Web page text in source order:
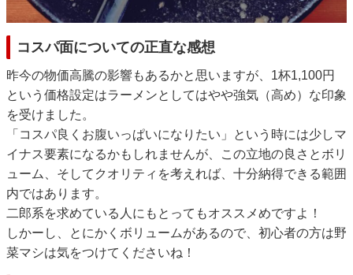
コスパ面についての正直な感想
昨今の物価高騰の影響もあるかと思いますが、1杯1,100円
という価格設定はラーメンとしてはやや強気（高め）な印象
を受けました。
「コスパ良くお腹いっぱいになりたい」という時には少しマ
イナス要素になるかもしれませんが、この立地の良さとボリ
ューム、そしてクオリティを考えれば、十分納得できる範囲
内ではあります。
二郎系を求めている人にもとってもオススメめですよ！
しかーし、とにかくボリュームがあるので、初心者の方は野
菜マシは気をつけてくださいね！